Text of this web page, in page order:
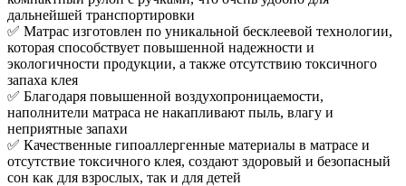
дальнейшей транспортировки
✅ Матрас изготовлен по уникальной бесклеевой технологии,
которая способствует повышенной надежности и
экологичности продукции, а также отсутствию токсичного
запаха клея
✅ Благодаря повышенной воздухопроницаемости,
наполнители матраса не накапливают пыль, влагу и
неприятные запахи
✅ Качественные гипоаллергенные материалы в матрасе и
отсутствие токсичного клея, создают здоровый и безопасный
сон как для взрослых, так и для детей